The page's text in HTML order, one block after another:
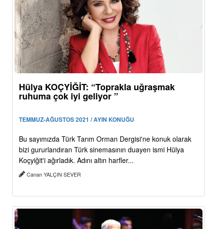
Hülya KOÇYİĞİT: “Toprakla uğraşmak
ruhuma çok iyi geliyor ”
TEMMUZ-AĞUSTOS 2021 / AYIN KONUĞU
Bu sayımızda Türk Tarım Orman Dergisi'ne konuk olarak
bizi gururlandıran Türk sinemasının duayen ismi Hülya
Koçyiğit'i ağırladık. Adını altın harfler...
Canan YALÇIN SEVER